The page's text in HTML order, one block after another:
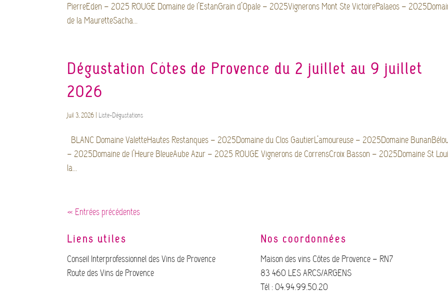
PierreEden – 2025 ROUGE Domaine de l’EstanGrain d’Opale – 2025Vignerons Mont Ste VictoirePalaeos –
de la MauretteSacha...
Dégustation Côtes de Provence du 2 juillet au 9 juillet
2026
Juil 3, 2026 Liste-Dégustations
BLANC Domaine ValetteHautes Restanques – 2025Domaine du Clos GautierL’amoureuse – 2025Domaine
– 2025Domaine de l’Heure BleueAube Azur – 2025 ROUGE Vignerons de CorrensCroix Basson – 2025Domaine St
la...
« Entrées précédentes
Liens utiles
Conseil Interprofessionnel des Vins de Provence
Route des Vins de Provence
Nos coordonnées
Maison des vins Côtes de Provence – RN7
83 460 LES ARCS/ARGENS
Tél : 04.94.99.50.20